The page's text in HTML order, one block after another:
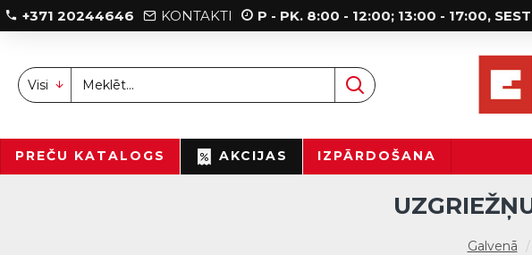
+371 20244646 KONTAKTI P - PK. 8:00 - 12:00; 13:00 - 17:00,
Visi
PREČU KATALOGS AKCIJAS IZPĀRDOŠANA
Galvenā